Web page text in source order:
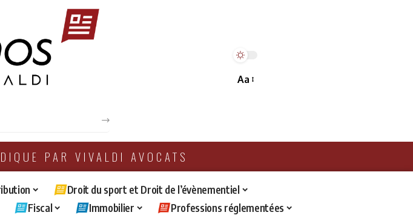
Aa
PAR VIVALDI AVOCATS
Droit du sport et Droit de l’évènementiel
Fiscal Immobilier
Professions réglementées